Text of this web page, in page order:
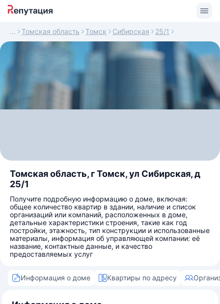
Томская область Томск Сибирская 25/1
Томская область, г Томск, ул Сибирская, д
25/1
Получите подробную информацию о доме, включая:
общее количество квартир в здании, наличие и список
организаций или компаний, расположенных в доме,
детальные характеристики строения, такие как год
постройки, этажность, тип конструкции и использованные
материалы, информация об управляющей компании: её
название, контактные данные, и качество
предоставляемых услуг
Информация о доме Квартиры по адресу